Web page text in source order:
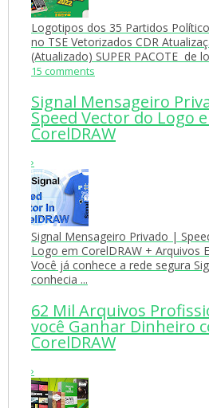
Logotipos dos 35 Partidos
no TSE Vetorizados CDR
(Atualizado) SUPER PACOTE de
15 comments
Signal Mensageiro
Speed Vector do Logo
CorelDRAW
›
Signal Mensageiro Privado |
Logo em CorelDRAW + Arquivos
Você já conhece a rede segura
conhecia ...
62 Mil Arquivos
você Ganhar Dinheiro
CorelDRAW
›